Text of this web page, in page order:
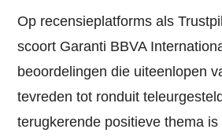
Op recensieplatforms als
scoort Garanti BBVA
beoordelingen die uiteenlopen
tevreden tot ronduit
terugkerende positieve thema